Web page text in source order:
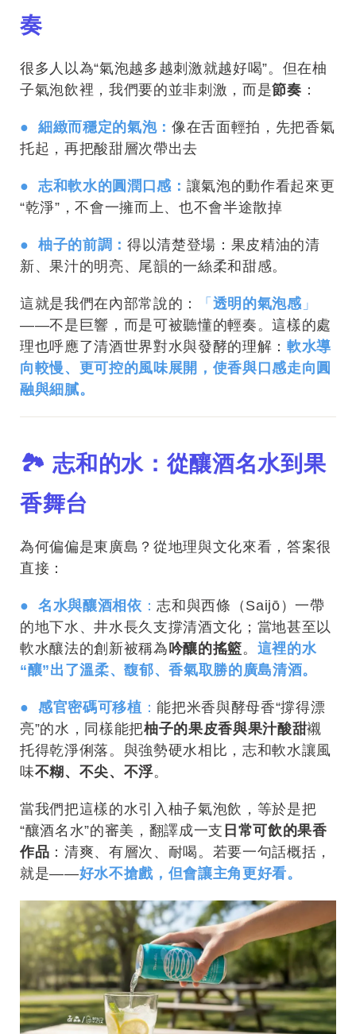
奏
很多人以為“氣泡越多越刺激就越好喝”。但在柚
子氣泡飲裡，我們要的並非刺激，而是節奏 ：
● 細緻而穩定的氣泡： 像在舌面輕拍，先把香氣
托起，再把酸甜層次帶出去
● 志和軟水的圓潤口感： 讓氣泡的動作看起來更
“乾淨”，不會一擁而上、也不會半途散掉
● 柚子的前調： 得以清楚登場：果皮精油的清
新、果汁的明亮、尾韻的一絲柔和甜感。
這就是我們在內部常說的： 「 透明的氣泡感 」
——不是巨響，而是可被聽懂的輕奏。這樣的處
理也呼應了清酒世界對水與發酵的理解： 軟水導
向較慢、更可控的風味展開，使香與口感走向圓
融與細膩。
🏞 志和的水：從釀酒名水到果
香舞台
為何偏偏是東廣島？從地理與文化來看，答案很
直接：
● 名水與釀酒相依 ：志和與西條（Saijō）一帶
的地下水、井水長久支撐清酒文化；當地甚至以
軟水釀法的創新被稱為吟釀的搖籃。 這裡的水
“釀”出了溫柔、馥郁、香氣取勝的廣島清酒。
● 感官密碼可移植 ：能把米香與酵母香“撐得漂
亮”的水，同樣能把柚子的果皮香與果汁酸甜襯
托得乾淨俐落。與強勢硬水相比，志和軟水讓風
味不糊、不尖、不浮。
當我們把這樣的水引入柚子氣泡飲，等於是把
“釀酒名水”的審美，翻譯成一支 日常可飲的果香
作品 ：清爽、有層次、耐喝。若要一句話概括，
就是——好水不搶戲，但會讓主角更好看。